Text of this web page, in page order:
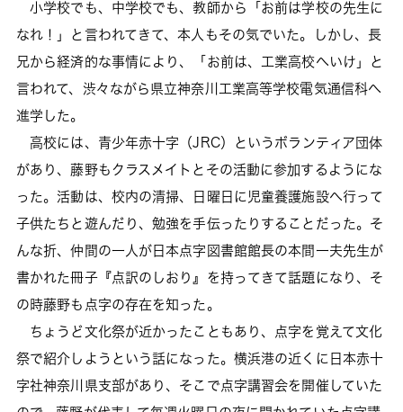
小学校でも、中学校でも、教師から「お前は学校の先生に
なれ！」と言われてきて、本人もその気でいた。しかし、長
兄から経済的な事情により、「お前は、工業高校へいけ」と
言われて、渋々ながら県立神奈川工業高等学校電気通信科へ
進学した。
高校には、青少年赤十字（JRC）というボランティア団体
があり、藤野もクラスメイトとその活動に参加するようにな
った。活動は、校内の清掃、日曜日に児童養護施設へ行って
子供たちと遊んだり、勉強を手伝ったりすることだった。そ
んな折、仲間の一人が日本点字図書館館長の本間一夫先生が
書かれた冊子『点訳のしおり』を持ってきて話題になり、そ
の時藤野も点字の存在を知った。
ちょうど文化祭が近かったこともあり、点字を覚えて文化
祭で紹介しようという話になった。横浜港の近くに日本赤十
字社神奈川県支部があり、そこで点字講習会を開催していた